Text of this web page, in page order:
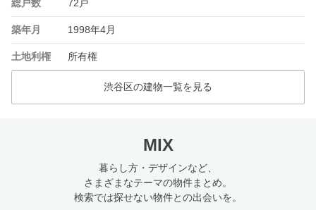
総戸数 72戸
築年月 1998年4月
土地利権 所有権
渋谷区の建物一覧を見る
MIX
暮らし方・デザインなど、
さまざまなテーマの物件まとめ。
検索では探せない物件との出会いを。